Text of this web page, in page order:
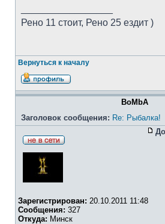
Рено 11 стоит, Рено 25 ездит )
Вернуться к началу
BoMbA
Заголовок сообщения: Re: Рыбалка!
Зарегистрирован: 20.10.2011 11:48
Сообщения: 327
Откуда: Минск